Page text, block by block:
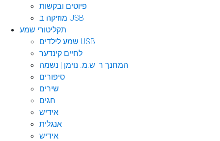
פיוטים ובקשות
מוזיקה ב USB
תקליטורי שמע
שמע לילדים USB
לחיים קינדער
המחנך ר' ש.מ. נוימן | נשמה
סיפורים
שירים
חגים
אידיש
אנגלית
אידיש